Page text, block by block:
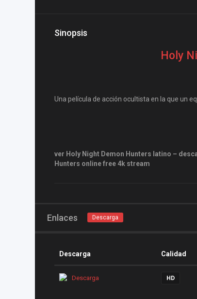
Sinopsis
Holy
Una película de acción ocultista en la que un
ver Holy Night Demon Hunters latino –
Hunters online free 4k stream
Enlaces Descarga
Descarga Calidad
Descarga HD